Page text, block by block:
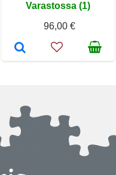
Varastossa (1)
96,00 €